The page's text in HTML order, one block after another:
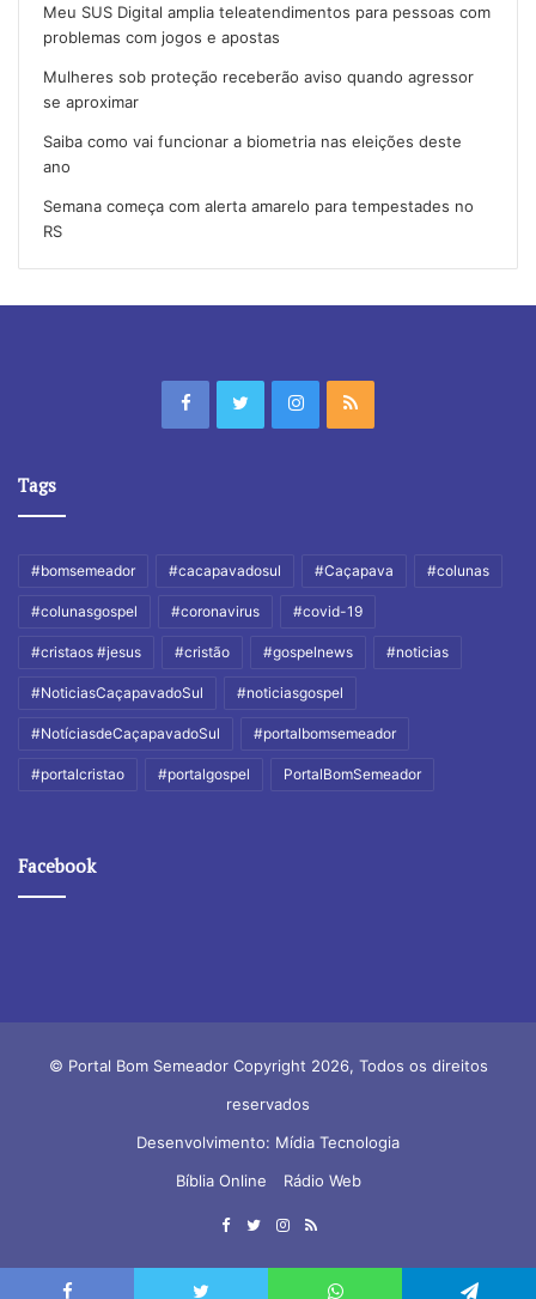
Meu SUS Digital amplia teleatendimentos para pessoas com
problemas com jogos e apostas
Mulheres sob proteção receberão aviso quando agressor
se aproximar
Saiba como vai funcionar a biometria nas eleições deste
ano
Semana começa com alerta amarelo para tempestades no
RS
Tags
#bomsemeador #cacapavadosul #Caçapava #colunas
#colunasgospel #coronavirus #covid-19
#cristaos #jesus #cristão #gospelnews #noticias
#NoticiasCaçapavadoSul #noticiasgospel
#NotíciasdeCaçapavadoSul #portalbomsemeador
#portalcristao #portalgospel PortalBomSemeador
Facebook
© Portal Bom Semeador Copyright 2026, Todos os direitos
reservados
Desenvolvimento: Mídia Tecnologia
Bíblia Online
Rádio Web